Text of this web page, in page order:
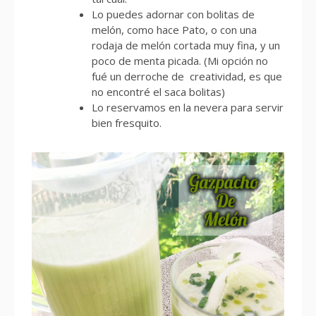
Lo puedes adornar con bolitas de
melón, como hace Pato, o con una
rodaja de melón cortada muy fina, y un
poco de menta picada. (Mi opción no
fué un derroche de creatividad, es que
no encontré el saca bolitas)
Lo reservamos en la nevera para servir
bien fresquito.